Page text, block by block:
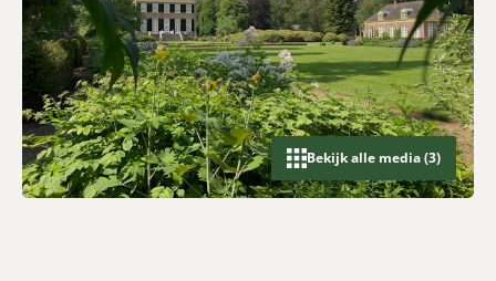
Bekijk alle media (3)